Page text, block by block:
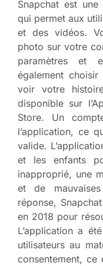
Snapchat est
qui permet aux
et des vidéos.
photo sur votre
paramètres et
également
voir votre
disponible sur
Store. Un
l’application, ce
valide.
et les enfants
inapproprié, une
et de
réponse,
en 2018 pour
L’application a
utilisateurs au
consentement,